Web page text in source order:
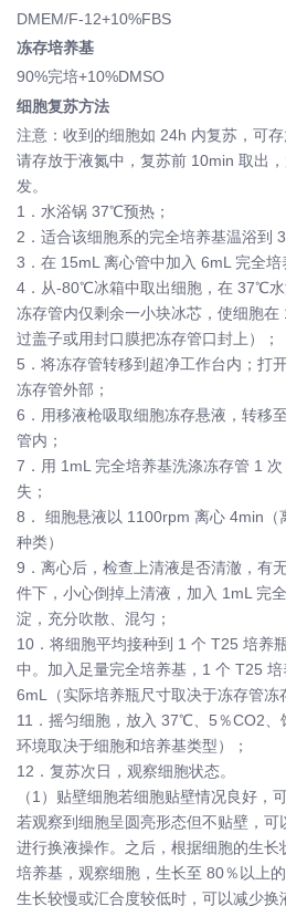
DMEM/F-12+10%FBS
冻存培养基
90%完培+10%DMSO
细胞复苏方法
注意：收到的细胞如 24h 内复苏，可
请存放于液氮中，复苏前 10min 取出
发。
1．水浴锅 37℃预热；
2．适合该细胞系的完全培养基温浴到
3．在 15mL 离心管中加入 6mL 完全培
4．从-80℃冰箱中取出细胞，在 37℃水
冻存管内仅剩余一小块冰芯，使细胞
过盖子或用封口膜把冻存管口封上）；
5．将冻存管转移到超净工作台内；打
冻存管外部；
6．用移液枪吸取细胞冻存悬液，转移
管内；
7．用 1mL 完全培养基洗涤冻存管 1
失；
8． 细胞悬液以 1100rpm 离心 4min（
种类）
9．离心后，检查上清液是否清澈，有
件下，小心倒掉上清液，加入 1mL 完
淀，充分吹散、混匀；
10．将细胞平均接种到 1 个 T25 培养
中。加入足量完全培养基，1 个 T25
6mL（实际培养瓶尺寸取决于冻存管冻
11．摇匀细胞，放入 37℃、5％CO2、
环境取决于细胞和培养基类型）；
12．复苏次日，观察细胞状态。
（1）贴壁细胞若细胞贴壁情况良好，
若观察到细胞呈圆亮形态但不贴壁，
进行换液操作。之后，根据细胞的生
培养基，观察细胞，生长至 80％以上
生长较慢或汇合度较低时，可以减少换